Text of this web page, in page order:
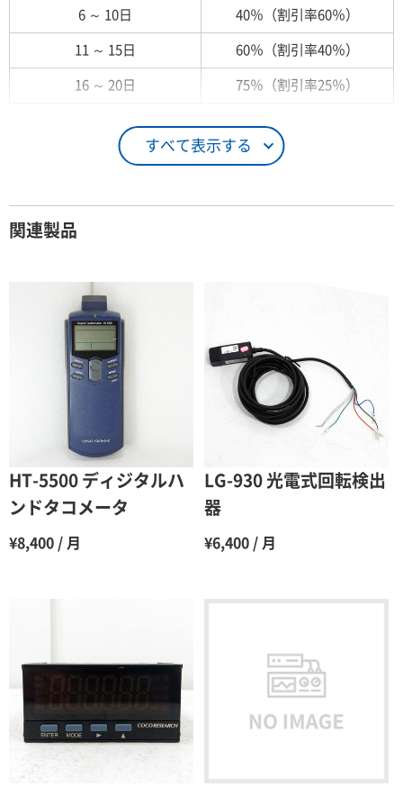
すべて表示する
6 ～ 10日 40％（割引率60％）
11 ～ 15日 60％（割引率40％）
16 ～ 20日 75％（割引率25％）
26日 ～ 1ヶ月 100％（割引率 0％）
2ヶ月
3ヶ月 80％（割引率20％）
75％（割引率25％）
70％（割引率30％）
6ヶ月
7ヶ月
55％（割引率45％）
48％（割引率52％）
12ヶ月 45％（割引率55％）
関連製品
HT-5500 ディジタルハ
ンドタコメータ
¥8,400 / 月
LG-930 光電式回転検出
器
¥6,400 / 月